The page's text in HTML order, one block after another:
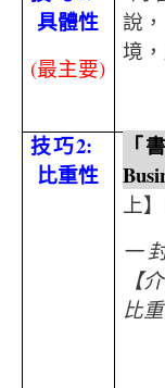
具體性
(最主要)
說
境
技巧2:
比重性
「
上
一
【
比